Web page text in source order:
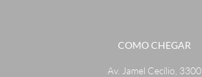
COMO CHEGAR
Av. Jamel Cecílio, 3300